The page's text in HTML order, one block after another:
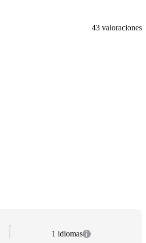
43 valoraciones
1 idiomas